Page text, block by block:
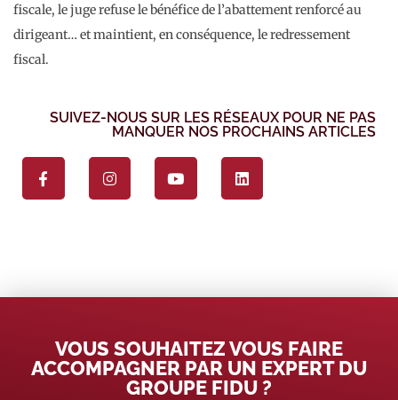
fiscale, le juge refuse le bénéfice de l’abattement renforcé au
dirigeant… et maintient, en conséquence, le redressement
fiscal.
SUIVEZ-NOUS SUR LES RÉSEAUX POUR NE PAS
MANQUER NOS PROCHAINS ARTICLES
VOUS SOUHAITEZ VOUS FAIRE
ACCOMPAGNER PAR UN EXPERT DU
GROUPE FIDU ?